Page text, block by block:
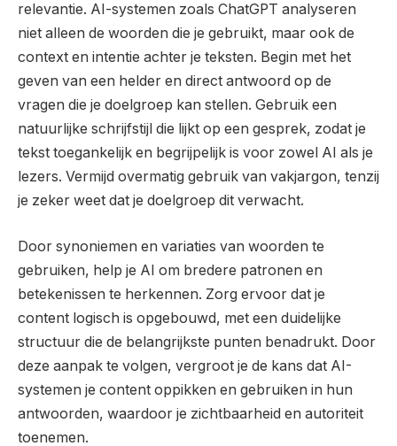
relevantie. AI-systemen zoals ChatGPT analyseren
niet alleen de woorden die je gebruikt, maar ook de
context en intentie achter je teksten. Begin met het
geven van een helder en direct antwoord op de
vragen die je doelgroep kan stellen. Gebruik een
natuurlijke schrijfstijl die lijkt op een gesprek, zodat je
tekst toegankelijk en begrijpelijk is voor zowel AI als je
lezers. Vermijd overmatig gebruik van vakjargon, tenzij
je zeker weet dat je doelgroep dit verwacht.
Door synoniemen en variaties van woorden te
gebruiken, help je AI om bredere patronen en
betekenissen te herkennen. Zorg ervoor dat je
content logisch is opgebouwd, met een duidelijke
structuur die de belangrijkste punten benadrukt. Door
deze aanpak te volgen, vergroot je de kans dat AI-
systemen je content oppikken en gebruiken in hun
antwoorden, waardoor je zichtbaarheid en autoriteit
toenemen.